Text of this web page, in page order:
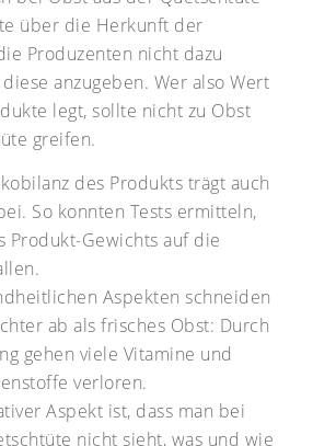
über die Herkunft der
Produzenten nicht dazu
anzugeben. Wer also Wert
legt, sollte nicht zu Obst
greifen.
des Produkts trägt auch
So konnten Tests ermitteln,
Produkt-Gewichts auf die
Aspekten schneiden
ab als frisches Obst: Durch
gehen viele Vitamine und
verloren.
Aspekt ist, dass man bei
nicht sieht, was und wie